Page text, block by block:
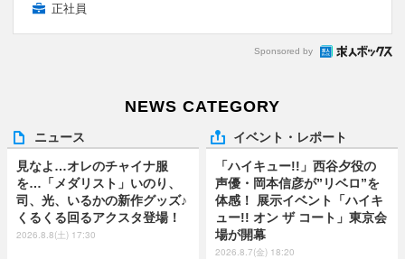
正社員
Sponsored by
NEWS CATEGORY
ニュース
見なよ…オレのチャイナ服
を…「メダリスト」いのり、
司、光、いるかの新作グッズ♪
くるくる回るアクスタ登場！
2026.8.8(土) 17:30
イベント・レポート
「ハイキュー!!」西谷夕役の
声優・岡本信彦が”リベロ”を
体感！ 展示イベント「ハイキ
ュー!! オン ザ コート」東京会
場が開幕
2026.8.7(金) 18:20